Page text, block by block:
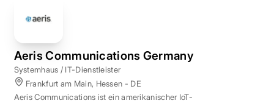
Aeris Communications Germany
Systemhaus / IT-Dienstleister
Frankfurt am Main, Hessen - DE
Aeris Communications ist ein amerikanischer IoT-